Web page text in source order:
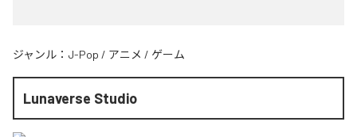
ジャンル： J-Pop / アニメ / ゲーム
Lunaverse Studio